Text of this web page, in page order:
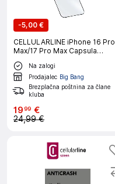
-5,00 €
CELLULARLINE iPhone 16 Pro
Max/17 Pro Max Capsula
zaščitno steklo
Na zalogi
Prodajalec Big Bang
Brezplačna poštnina za člane
kluba
1999 €
24,99 €